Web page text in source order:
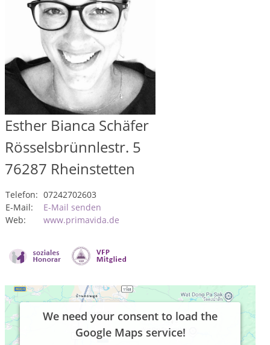
Esther Bianca Schäfer
Rösselsbrünnlestr. 5
76287 Rheinstetten
Telefon: 07242702603
E-Mail:
E-Mail senden
Web:
www.primavida.de
We need your consent to load the
Google Maps service!